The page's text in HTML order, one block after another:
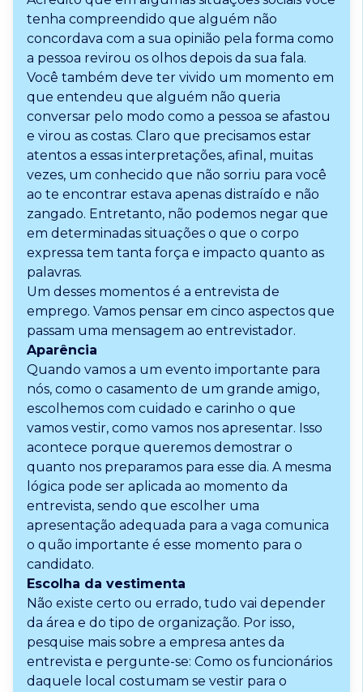
tenha compreendido que alguém não
concordava com a sua opinião pela forma como
a pessoa revirou os olhos depois da sua fala.
Você também deve ter vivido um momento em
que entendeu que alguém não queria
conversar pelo modo como a pessoa se afastou
e virou as costas. Claro que precisamos estar
atentos a essas interpretações, afinal, muitas
vezes, um conhecido que não sorriu para você
ao te encontrar estava apenas distraído e não
zangado. Entretanto, não podemos negar que
em determinadas situações o que o corpo
expressa tem tanta força e impacto quanto as
palavras.
Um desses momentos é a entrevista de
emprego. Vamos pensar em cinco aspectos que
passam uma mensagem ao entrevistador.
Aparência
Quando vamos a um evento importante para
nós, como o casamento de um grande amigo,
escolhemos com cuidado e carinho o que
vamos vestir, como vamos nos apresentar. Isso
acontece porque queremos demostrar o
quanto nos preparamos para esse dia. A mesma
lógica pode ser aplicada ao momento da
entrevista, sendo que escolher uma
apresentação adequada para a vaga comunica
o quão importante é esse momento para o
candidato.
Escolha da vestimenta
Não existe certo ou errado, tudo vai depender
da área e do tipo de organização. Por isso,
pesquise mais sobre a empresa antes da
entrevista e pergunte-se: Como os funcionários
daquele local costumam se vestir para o